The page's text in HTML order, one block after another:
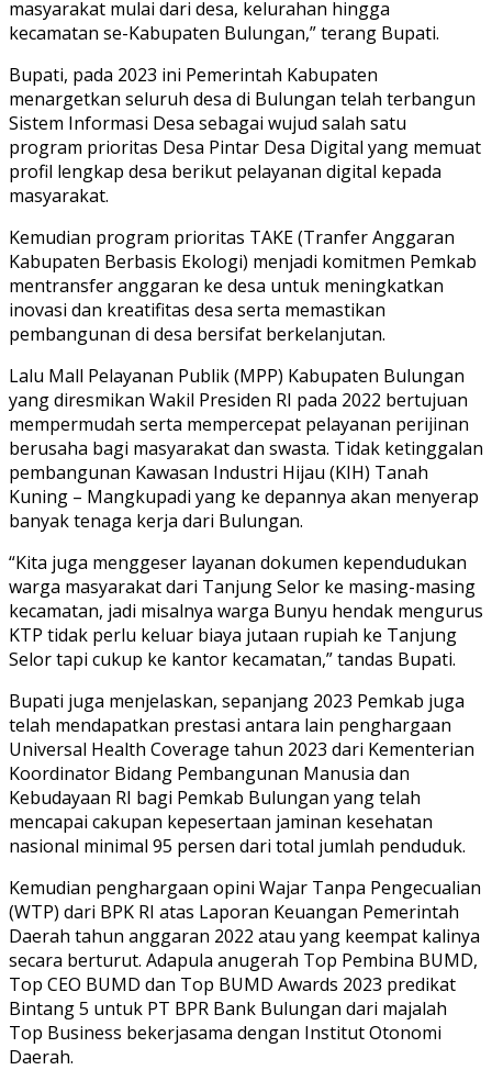
masyarakat mulai dari desa, kelurahan hingga
kecamatan se-Kabupaten Bulungan,” terang Bupati.
Bupati, pada 2023 ini Pemerintah Kabupaten
menargetkan seluruh desa di Bulungan telah terbangun
Sistem Informasi Desa sebagai wujud salah satu
program prioritas Desa Pintar Desa Digital yang memuat
profil lengkap desa berikut pelayanan digital kepada
masyarakat.
Kemudian program prioritas TAKE (Tranfer Anggaran
Kabupaten Berbasis Ekologi) menjadi komitmen Pemkab
mentransfer anggaran ke desa untuk meningkatkan
inovasi dan kreatifitas desa serta memastikan
pembangunan di desa bersifat berkelanjutan.
Lalu Mall Pelayanan Publik (MPP) Kabupaten Bulungan
yang diresmikan Wakil Presiden RI pada 2022 bertujuan
mempermudah serta mempercepat pelayanan perijinan
berusaha bagi masyarakat dan swasta. Tidak ketinggalan
pembangunan Kawasan Industri Hijau (KIH) Tanah
Kuning – Mangkupadi yang ke depannya akan menyerap
banyak tenaga kerja dari Bulungan.
“Kita juga menggeser layanan dokumen kependudukan
warga masyarakat dari Tanjung Selor ke masing-masing
kecamatan, jadi misalnya warga Bunyu hendak mengurus
KTP tidak perlu keluar biaya jutaan rupiah ke Tanjung
Selor tapi cukup ke kantor kecamatan,” tandas Bupati.
Bupati juga menjelaskan, sepanjang 2023 Pemkab juga
telah mendapatkan prestasi antara lain penghargaan
Universal Health Coverage tahun 2023 dari Kementerian
Koordinator Bidang Pembangunan Manusia dan
Kebudayaan RI bagi Pemkab Bulungan yang telah
mencapai cakupan kepesertaan jaminan kesehatan
nasional minimal 95 persen dari total jumlah penduduk.
Kemudian penghargaan opini Wajar Tanpa Pengecualian
(WTP) dari BPK RI atas Laporan Keuangan Pemerintah
Daerah tahun anggaran 2022 atau yang keempat kalinya
secara berturut. Adapula anugerah Top Pembina BUMD,
Top CEO BUMD dan Top BUMD Awards 2023 predikat
Bintang 5 untuk PT BPR Bank Bulungan dari majalah
Top Business bekerjasama dengan Institut Otonomi
Daerah.